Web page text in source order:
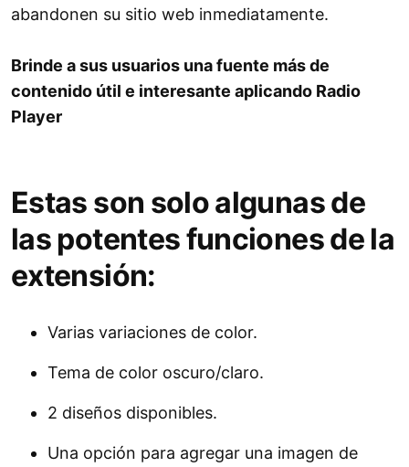
abandonen su sitio web inmediatamente.
Brinde a sus usuarios una fuente más de
contenido útil e interesante aplicando Radio
Player
Estas son solo algunas de
las potentes funciones de la
extensión:
Varias variaciones de color.
Tema de color oscuro/claro.
2 diseños disponibles.
Una opción para agregar una imagen de